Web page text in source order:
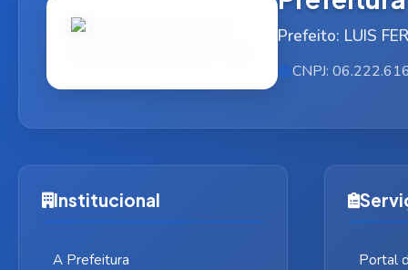
Prefeito: LUIS
CNPJ:
Institucional
A Prefeitura Portal